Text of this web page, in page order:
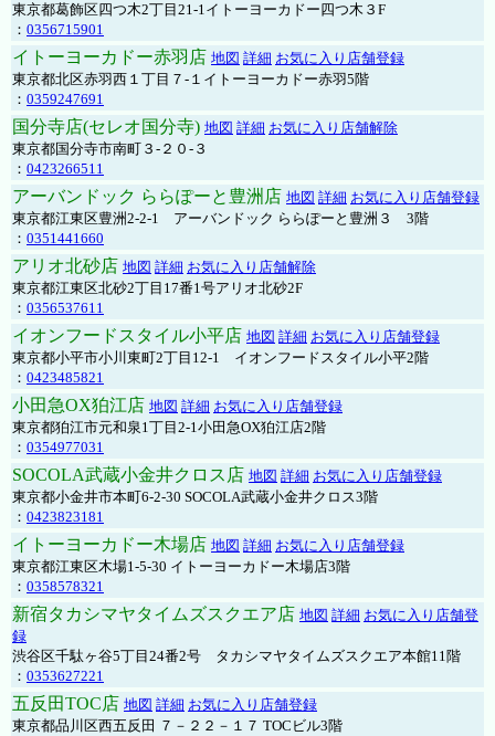
東京都葛飾区四つ木2丁目21-1イトーヨーカドー四つ木３F
： 0356715901
イトーヨーカドー赤羽店 地図 詳細 お気に入り店舗登録
東京都北区赤羽西１丁目７-１イトーヨーカドー赤羽5階
： 0359247691
国分寺店(セレオ国分寺) 地図 詳細 お気に入り店舗解除
東京都国分寺市南町３-２０-３
： 0423266511
アーバンドック ららぽーと豊洲店 地図 詳細 お気に入り店舗登録
東京都江東区豊洲2-2-1 アーバンドック ららぽーと豊洲３ 3階
： 0351441660
アリオ北砂店 地図 詳細 お気に入り店舗解除
東京都江東区北砂2丁目17番1号アリオ北砂2F
： 0356537611
イオンフードスタイル小平店 地図 詳細 お気に入り店舗登録
東京都小平市小川東町2丁目12-1 イオンフードスタイル小平2階
： 0423485821
小田急OX狛江店 地図 詳細 お気に入り店舗登録
東京都狛江市元和泉1丁目2-1小田急OX狛江店2階
： 0354977031
SOCOLA武蔵小金井クロス店 地図 詳細 お気に入り店舗登録
東京都小金井市本町6-2-30 SOCOLA武蔵小金井クロス3階
： 0423823181
イトーヨーカドー木場店 地図 詳細 お気に入り店舗登録
東京都江東区木場1-5-30 イトーヨーカドー木場店3階
： 0358578321
新宿タカシマヤタイムズスクエア店 地図 詳細 お気に入り店舗登
録
渋谷区千駄ヶ谷5丁目24番2号 タカシマヤタイムズスクエア本館11階
： 0353627221
五反田TOC店 地図 詳細 お気に入り店舗登録
東京都品川区西五反田 ７－２２－１７ TOCビル3階